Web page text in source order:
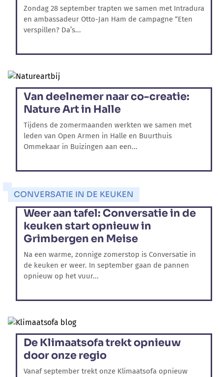
Zondag 28 september trapten we samen met Intradura
en ambassadeur Otto-Jan Ham de campagne “Eten
verspillen? Da’s...
Van deelnemer naar co-creatie:
Nature Art in Halle
Tijdens de zomermaanden werkten we samen met
leden van Open Armen in Halle en Buurthuis
Ommekaar in Buizingen aan een...
CONVERSATIE IN DE KEUKEN
Weer aan tafel: Conversatie in de
keuken start opnieuw in
Grimbergen en Meise
Na een warme, zonnige zomerstop is Conversatie in
de keuken er weer. In september gaan de pannen
opnieuw op het vuur...
De Klimaatsofa trekt opnieuw
door onze regio
Vanaf september trekt onze Klimaatsofa opnieuw